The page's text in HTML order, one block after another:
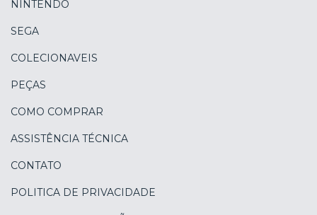
NINTENDO
SEGA
COLECIONAVEIS
PEÇAS
COMO COMPRAR
ASSISTÊNCIA TÉCNICA
CONTATO
POLITICA DE PRIVACIDADE